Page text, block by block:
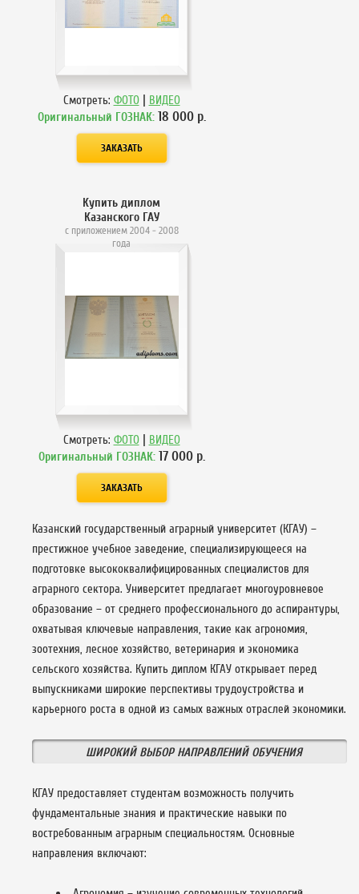
Смотреть: ФОТО | ВИДЕО
Оригинальный ГОЗНАК: 18 000р.
Купить диплом
Казанского ГАУ
с приложением 2004 - 2008
года
Смотреть: ФОТО | ВИДЕО
Оригинальный ГОЗНАК: 17 000р.
Казанский государственный аграрный университет (КГАУ) –
престижное учебное заведение, специализирующееся на
подготовке высококвалифицированных специалистов для
аграрного сектора. Университет предлагает многоуровневое
образование – от среднего профессионального до аспирантуры,
охватывая ключевые направления, такие как агрономия,
зоотехния, лесное хозяйство, ветеринария и экономика
сельского хозяйства. Купить диплом КГАУ открывает перед
выпускниками широкие перспективы трудоустройства и
карьерного роста в одной из самых важных отраслей экономики.
ШИРОКИЙ ВЫБОР НАПРАВЛЕНИЙ ОБУЧЕНИЯ
КГАУ предоставляет студентам возможность получить
фундаментальные знания и практические навыки по
востребованным аграрным специальностям. Основные
направления включают: